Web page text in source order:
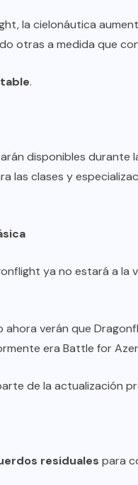
la cielonáutica
otras a medida que
.
disponibles durante
las clases y
ya no estará a la
ahora verán que
era Battle for
de la actualización
residuales para